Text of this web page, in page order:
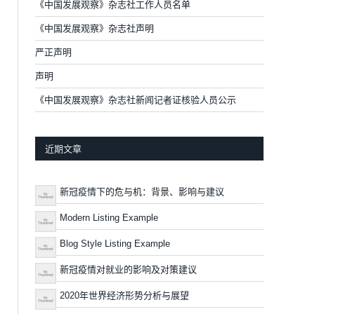
《中国发展观察》杂志社工作人员名单
《中国发展观察》杂志社声明
严正声明
声明
《中国发展观察》杂志社新闻记者证核验人员公示
近期文章
新冠疫情下的危与机：背景、影响与建议
Modern Listing Example
Blog Style Listing Example
新冠疫情对就业的影响及对策建议
2020年世界经济形势分析与展望